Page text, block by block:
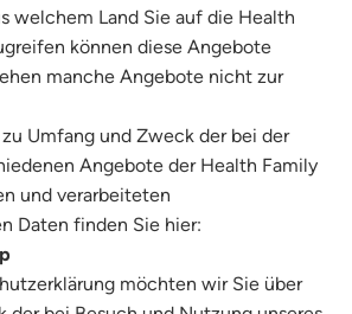
welchem Land Sie auf die Health
können diese Angebote
manche Angebote nicht zur
Umfang und Zweck der bei der
Angebote der Health Family
und verarbeiteten
Daten finden Sie hier:
möchten wir Sie über